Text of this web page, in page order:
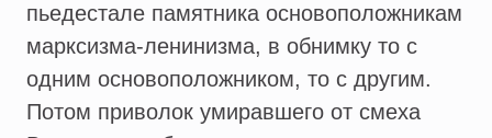
пьедестале памятника основоположникам
марксизма-ленинизма, в обнимку то с
одним основоположником, то с другим.
Потом приволок умиравшего от смеха